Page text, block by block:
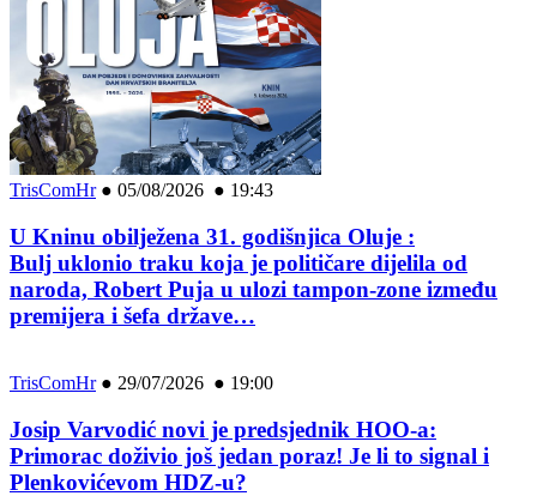
TrisComHr● 05/08/2026 ● 19:43
U Kninu obilježena 31. godišnjica Oluje :
Bulj uklonio traku koja je političare dijelila od
naroda, Robert Puja u ulozi tampon-zone između
premijera i šefa države…
TrisComHr● 29/07/2026 ● 19:00
Josip Varvodić novi je predsjednik HOO-a:
Primorac doživio još jedan poraz! Je li to signal i
Plenkovićevom HDZ-u?